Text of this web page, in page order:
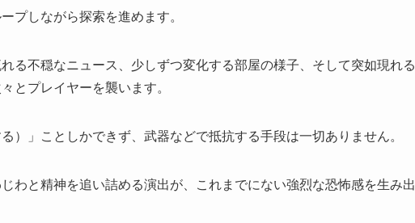
プしながら探索を進めます。
る不穏なニュース、少しずつ変化する部屋の様子、そして突如現れる
とプレイヤーを襲います。
）」ことしかできず、武器などで抵抗する手段は一切ありません。
わと精神を追い詰める演出が、これまでにない強烈な恐怖感を生み出